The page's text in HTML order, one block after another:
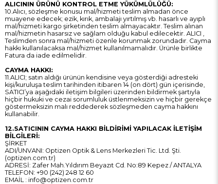
ALICININ ÜRÜNÜ KONTROL ETME YÜKÜMLÜLÜĞÜ:
10.Alıcı, sözleşme konusu mal/hizmeti teslim almadan önce
muayene edecek; ezik, kırık, ambalajı yırtılmış vb. hasarlı ve ayıplı
mal/hizmeti kargo şirketinden teslim almayacaktır. Teslim alınan
mal/hizmetin hasarsız ve sağlam olduğu kabul edilecektir. ALICI ,
Teslimden sonra mal/hizmeti özenle korunmak zorundadır. Cayma
hakkı kullanılacaksa mal/hizmet kullanılmamalıdır. Ürünle birlikte
Fatura da iade edilmelidir.
CAYMA HAKKI:
11.ALICI; satın aldığı ürünün kendisine veya gösterdiği adresteki
kişi/kuruluşa teslim tarihinden itibaren 14 (on dört) gün içerisinde,
SATICI’ya aşağıdaki iletişim bilgileri üzerinden bildirmek şartıyla
hiçbir hukuki ve cezai sorumluluk üstlenmeksizin ve hiçbir gerekçe
göstermeksizin malı reddederek sözleşmeden cayma hakkını
kullanabilir.
12.SATICININ CAYMA HAKKI BİLDİRİMİ YAPILACAK İLETİŞİM
BİLGİLERİ:
ŞİRKET
ADI/UNVANI: Optizen Optik & Lens Merkezleri Tic. Ltd. Şti.
(optizen.com.tr)
ADRESİ: Zafer Mah.Yıldırım Beyazıt Cd. No:89 Kepez / ANTALYA
TELEFON: +90 (242) 248 12 60
EMAİL : info@optizen.com.tr